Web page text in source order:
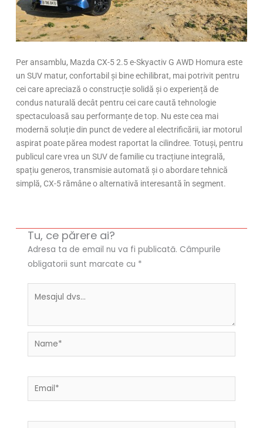
Per ansamblu, Mazda CX-5 2.5 e-Skyactiv G AWD Homura este
un SUV matur, confortabil și bine echilibrat, mai potrivit pentru
cei care apreciază o construcție solidă și o experiență de
condus naturală decât pentru cei care caută tehnologie
spectaculoasă sau performanțe de top. Nu este cea mai
modernă soluție din punct de vedere al electrificării, iar motorul
aspirat poate părea modest raportat la cilindree. Totuși, pentru
publicul care vrea un SUV de familie cu tracțiune integrală,
spațiu generos, transmisie automată și o abordare tehnică
simplă, CX-5 rămâne o alternativă interesantă în segment.
Tu, ce părere ai?
Adresa ta de email nu va fi publicată. Câmpurile
obligatorii sunt marcate cu *
Name*
Email*